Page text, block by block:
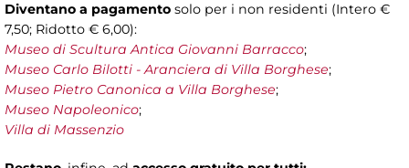
Diventano a pagamento solo per i non residenti (Intero €
7,50; Ridotto € 6,00):
Museo di Scultura Antica Giovanni Barracco;
Museo Carlo Bilotti - Aranciera di Villa Borghese;
Museo Pietro Canonica a Villa Borghese;
Museo Napoleonico;
Villa di Massenzio